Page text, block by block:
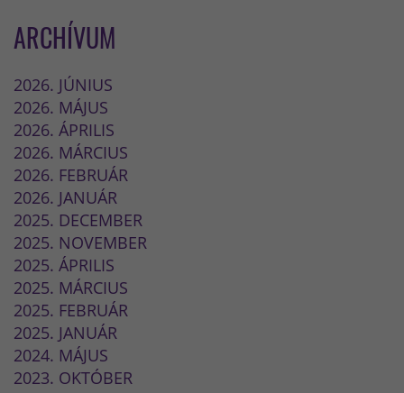
ARCHÍVUM
2026. JÚNIUS
2026. MÁJUS
2026. ÁPRILIS
2026. MÁRCIUS
2026. FEBRUÁR
2026. JANUÁR
2025. DECEMBER
2025. NOVEMBER
2025. ÁPRILIS
2025. MÁRCIUS
2025. FEBRUÁR
2025. JANUÁR
2024. MÁJUS
2023. OKTÓBER